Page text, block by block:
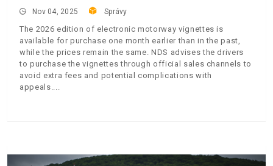
Nov 04, 2025 Správy
The 2026 edition of electronic motorway vignettes is
available for purchase one month earlier than in the past,
while the prices remain the same. NDS advises the drivers
to purchase the vignettes through official sales channels to
avoid extra fees and potential complications with
appeals.